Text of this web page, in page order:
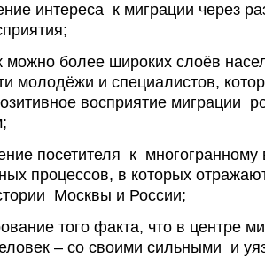
интереса к миграции через
можно более широких слоёв
молодёжи и специалистов,
восприятие миграции
посетителя к многогранному
процессов, в которых
Москвы и России;
того факта, что в центре
– со своими сильными и